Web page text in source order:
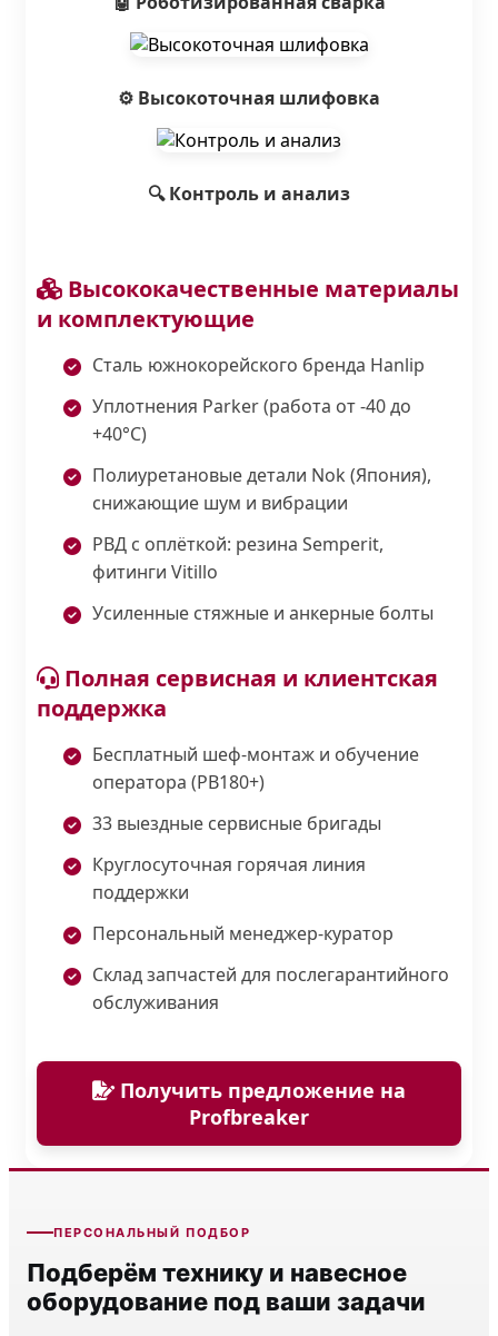
⚙️ Высокоточная шлифовка
🔍 Контроль и анализ
Высококачественные материалы
и комплектующие
Сталь южнокорейского бренда Hanlip
Уплотнения Parker (работа от -40 до
+40°С)
Полиуретановые детали Nok (Япония),
снижающие шум и вибрации
РВД с оплёткой: резина Semperit,
фитинги Vitillo
Усиленные стяжные и анкерные болты
Полная сервисная и клиентская
поддержка
Бесплатный шеф-монтаж и обучение
оператора (PB180+)
33 выездные сервисные бригады
Круглосуточная горячая линия
поддержки
Персональный менеджер-куратор
Склад запчастей для послегарантийного
обслуживания
Получить предложение на
Profbreaker
ПЕРСОНАЛЬНЫЙ ПОДБОР
Подберём технику и навесное
оборудование под ваши задачи